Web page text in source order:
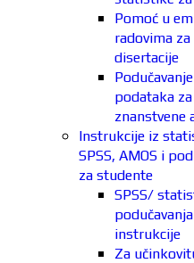
Pomoć u
radovima
disertacije
podataka
znanstvene
Instrukcije iz
SPSS, AMOS i
za studente
SPSS/
instrukcije
Za